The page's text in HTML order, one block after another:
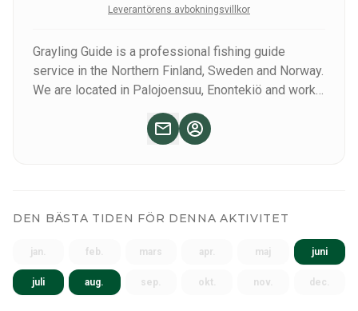
Leverantörens avbokningsvillkor
Grayling Guide is a professional fishing guide
service in the Northern Finland, Sweden and Norway.
We are located in Palojoensuu, Enontekiö and work
in vast area in Lapland.
DEN BÄSTA TIDEN FÖR DENNA AKTIVITET
jan. feb. mars apr. maj juni
juli aug. sep. okt. nov. dec.